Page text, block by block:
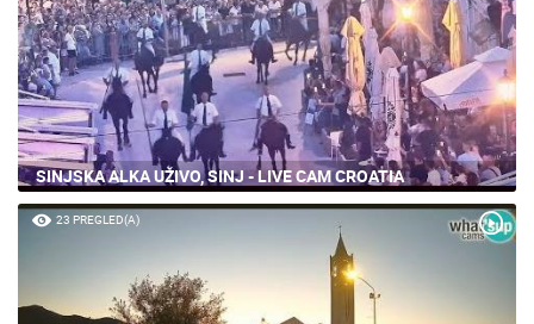
SINJSKA ALKA UŽIVO, SINJ - LIVE CAM CROATIA
23 PREGLED(A)